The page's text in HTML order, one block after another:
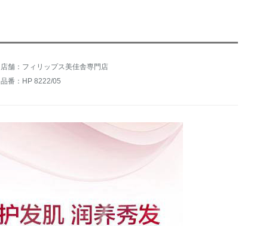
店舗：フィリップス美佳舎専門店
品番：HP 8222/05